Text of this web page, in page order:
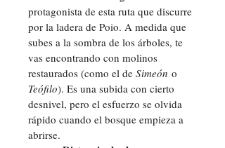
protagonista de esta ruta que discurre
por la ladera de Poio. A medida que
subes a la sombra de los árboles, te
vas encontrando con molinos
restaurados (como el de Simeón o
Teófilo). Es una subida con cierto
desnivel, pero el esfuerzo se olvida
rápido cuando el bosque empieza a
abrirse.